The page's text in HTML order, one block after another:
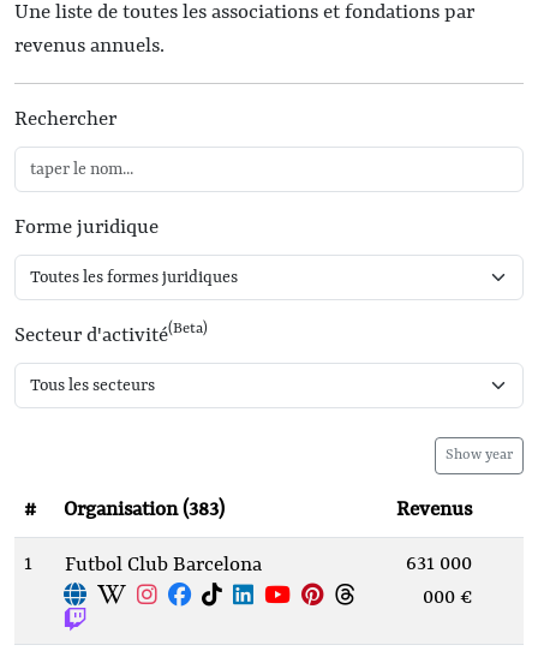
Une liste de toutes les associations et fondations par
revenus annuels.
Rechercher
Forme juridique
Secteur d'activité(Beta)
Show year
# Organisation (383) Revenus
1 Futbol Club Barcelona
631 000
000 €